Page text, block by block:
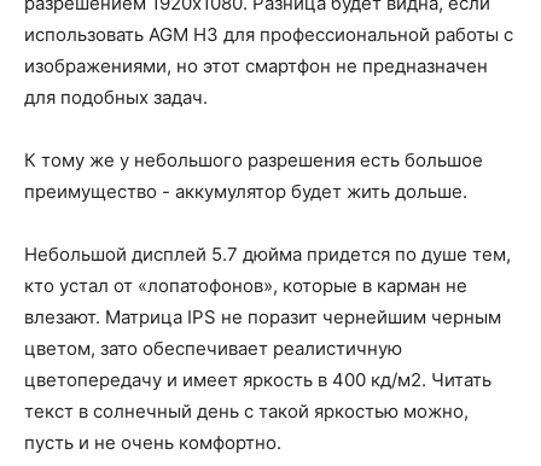
использовать AGM H3 для профессиональной работы с
изображениями, но этот смартфон не предназначен
для подобных задач.
К тому же у небольшого разрешения есть большое
преимущество - аккумулятор будет жить дольше.
Небольшой дисплей 5.7 дюйма придется по душе тем,
кто устал от «лопатофонов», которые в карман не
влезают. Матрица IPS не поразит чернейшим черным
цветом, зато обеспечивает реалистичную
цветопередачу и имеет яркость в 400 кд/м2. Читать
текст в солнечный день с такой яркостью можно,
пусть и не очень комфортно.